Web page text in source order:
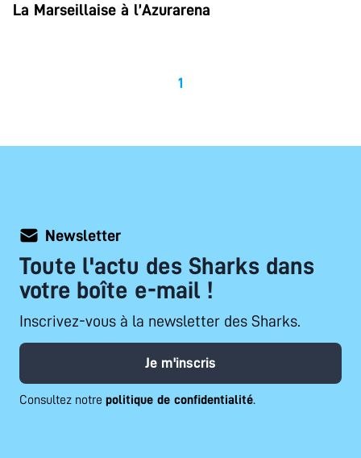
La Marseillaise à l’Azurarena
1
Newsletter
Toute l'actu des Sharks dans
votre boîte e-mail !
Inscrivez-vous à la newsletter des Sharks.
Je m'inscris
Consultez notre politique de confidentialité.